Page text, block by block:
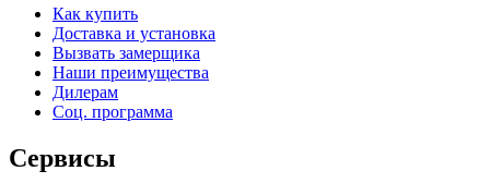
Как купить
Доставка и установка
Вызвать замерщика
Наши преимущества
Дилерам
Соц. программа
Сервисы